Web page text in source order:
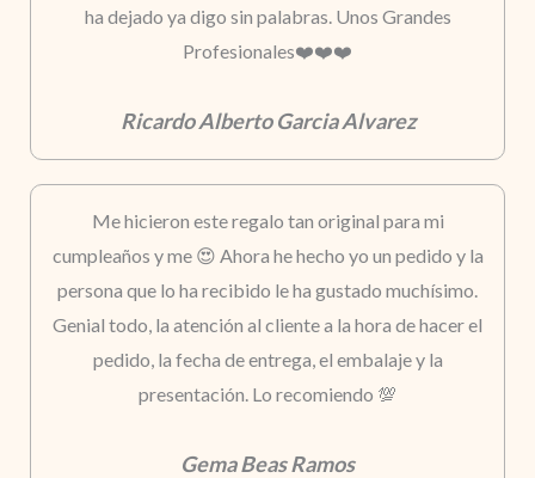
ha dejado ya digo sin palabras. Unos Grandes
Profesionales❤️❤️❤️
Ricardo Alberto Garcia Alvarez
Me hicieron este regalo tan original para mi
cumpleaños y me 😍 Ahora he hecho yo un pedido y la
persona que lo ha recibido le ha gustado muchísimo.
Genial todo, la atención al cliente a la hora de hacer el
pedido, la fecha de entrega, el embalaje y la
presentación. Lo recomiendo 💯
Gema Beas Ramos